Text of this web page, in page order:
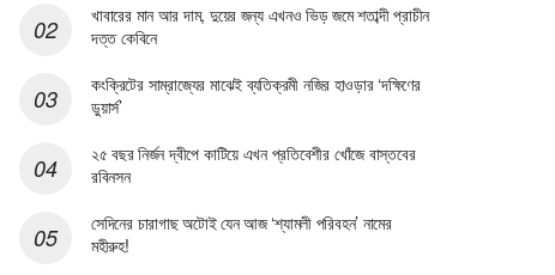
খাবারের মান আর দাম, দুয়ের জন্য এখনও ভিড় জমে শতাব্দী প্রাচীন
দত্ত কেবিনে
কংক্রিটের সাম্রাজ্যের মাঝেই ব্যতিক্রমী নজির হাওড়ার ‘দক্ষিণের
ডুয়ার্স’
২৫ বছর নির্জন দ্বীপে কাটিয়ে এখন প্রতিবেশীর খোঁজে বাস্তবের
রবিনসন
সেদিনের চারাগাছ অটোই যেন আজ ‘শ্যামলী পরিবহন’ নামের
মহীরুহ!